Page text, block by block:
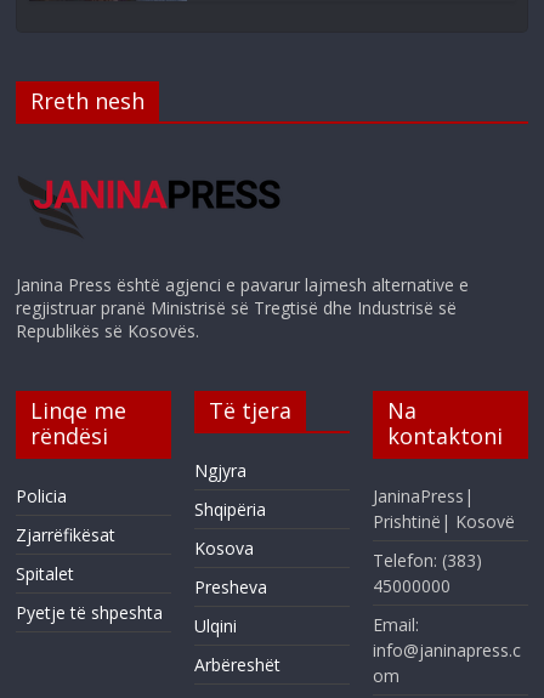
Rreth nesh
Janina Press është agjenci e pavarur lajmesh alternative e
regjistruar pranë Ministrisë së Tregtisë dhe Industrisë së
Republikës së Kosovës.
Linqe me
rëndësi
Policia
Zjarrëfikësat
Spitalet
Pyetje të shpeshta
Të tjera
Ngjyra
Shqipëria
Kosova
Presheva
Ulqini
Arbëreshët
Na
kontaktoni
JaninaPress|
Prishtinë| Kosovë
Telefon: (383)
45000000
Email:
info@janinapress.c
om